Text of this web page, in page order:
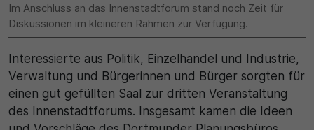
Im Anschluss an das Innenstadtforum stand noch Zeit für
Diskussionen im kleineren Rahmen zur Verfügung.
Interessierte aus Politik, Einzelhandel und Industrie,
Verwaltung und Bürgerinnen und Bürger sorgten für
einen gut gefüllten Saal zur dritten Veranstaltung
des Innenstadtforums. Insgesamt kamen die Ideen
historische Speicherung Ihrer vorgenommen
Einstellungen, falls der Webseiten-Betreiber dies
eingestellt hat.
Anbieter
Laufzeit
30 Minuten